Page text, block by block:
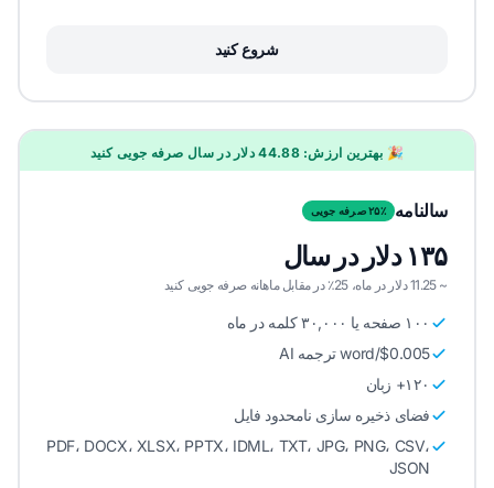
شروع کنید
🎉 بهترین ارزش: 44.88 دلار در سال صرفه جویی کنید
سالنامه ۲۵٪ صرفه جویی
۱۳۵ دلار در سال
~ 11.25 دلار در ماه، 25٪ در مقابل ماهانه صرفه جویی کنید
۱۰۰ صفحه یا ۳۰,۰۰۰ کلمه در ماه
$0.005/word ترجمه AI
۱۲۰+ زبان
فضای ذخیره سازی نامحدود فایل
PDF، DOCX، XLSX، PPTX، IDML، TXT، JPG، PNG، CSV،
JSON